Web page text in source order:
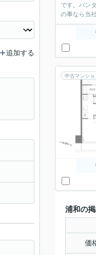
です。バン
の事なら当
中古マンショ
浦和の
価
追加する